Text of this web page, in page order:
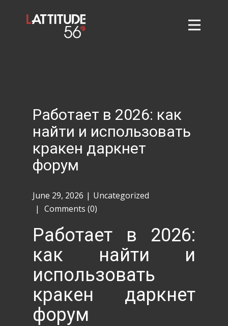
Contact
Taylor Tigers
Работает в 2026: как
найти и использовать
кракен даркнет
форум
June 29, 2026
Uncategorized
Comments (0)
Работает в 2026:
как найти и
использовать
кракен даркнет
форум